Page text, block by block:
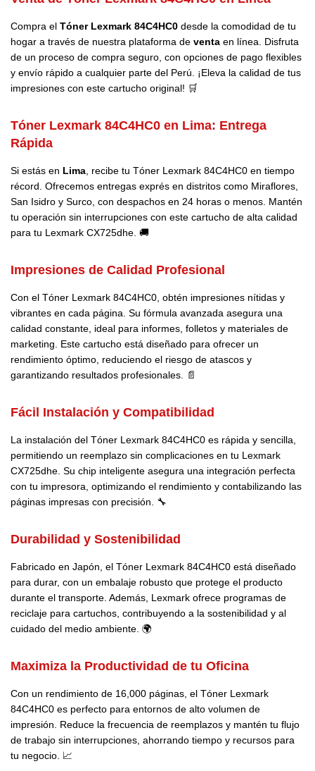
Compra el Tóner Lexmark 84C4HC0 desde la comodidad de tu
hogar a través de nuestra plataforma de venta en línea. Disfruta
de un proceso de compra seguro, con opciones de pago flexibles
y envío rápido a cualquier parte del Perú. ¡Eleva la calidad de tus
impresiones con este cartucho original! 🛒
Tóner Lexmark 84C4HC0 en Lima: Entrega
Rápida
Si estás en Lima , recibe tu Tóner Lexmark 84C4HC0 en tiempo
récord. Ofrecemos entregas exprés en distritos como Miraflores,
San Isidro y Surco, con despachos en 24 horas o menos. Mantén
tu operación sin interrupciones con este cartucho de alta calidad
para tu Lexmark CX725dhe. 🚚
Impresiones de Calidad Profesional
Con el Tóner Lexmark 84C4HC0, obtén impresiones nítidas y
vibrantes en cada página. Su fórmula avanzada asegura una
calidad constante, ideal para informes, folletos y materiales de
marketing. Este cartucho está diseñado para ofrecer un
rendimiento óptimo, reduciendo el riesgo de atascos y
garantizando resultados profesionales. 📄
Fácil Instalación y Compatibilidad
La instalación del Tóner Lexmark 84C4HC0 es rápida y sencilla,
permitiendo un reemplazo sin complicaciones en tu Lexmark
CX725dhe. Su chip inteligente asegura una integración perfecta
con tu impresora, optimizando el rendimiento y contabilizando las
páginas impresas con precisión. 🔧
Durabilidad y Sostenibilidad
Fabricado en Japón, el Tóner Lexmark 84C4HC0 está diseñado
para durar, con un embalaje robusto que protege el producto
durante el transporte. Además, Lexmark ofrece programas de
reciclaje para cartuchos, contribuyendo a la sostenibilidad y al
cuidado del medio ambiente. 🌍
Maximiza la Productividad de tu Oficina
Con un rendimiento de 16,000 páginas, el Tóner Lexmark
84C4HC0 es perfecto para entornos de alto volumen de
impresión. Reduce la frecuencia de reemplazos y mantén tu flujo
de trabajo sin interrupciones, ahorrando tiempo y recursos para
tu negocio. 📈